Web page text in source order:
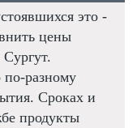
это -
цены
по-разному
Сроках и
продукты